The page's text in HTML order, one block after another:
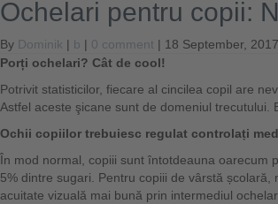
Ochelari pentru copii:
By Dominik | b | 0 comment | 18 September,
Porți ochelari? Cât de cool!
Potrivit statisticilor, fiecare al cincilea copil are
Astfel aceste şicane sunt de domeniul
Ochii copiilor trebuiesc regulat controlaṭi
În mod normal, copiii sunt întotdeauna oarecum
5% dintre sugari. Pentru copiii de vârstă
acuitate vizuală mai bună prin intermediul